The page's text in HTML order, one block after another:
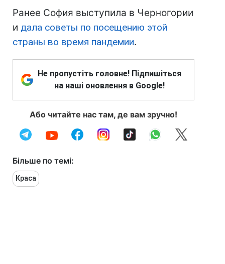
Ранее София выступила в Черногории
и дала советы по посещению этой
страны во время пандемии.
Не пропустіть головне! Підпишіться
на наші оновлення в Google!
Або читайте нас там, де вам зручно!
Більше по темі:
Краса